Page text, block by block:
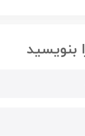
بنویسید